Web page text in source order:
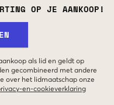
OP JE AANKOOP!
als lid en geldt op
gecombineerd met andere
over het lidmaatschap onze
en-cookieverklaring